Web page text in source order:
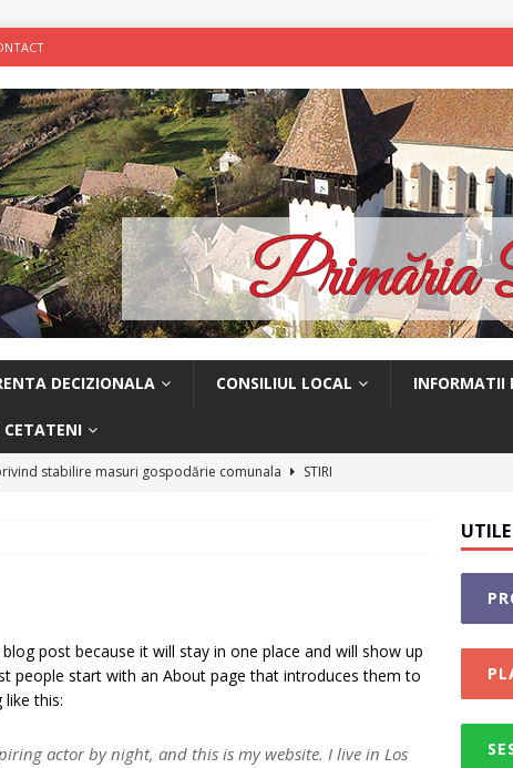
DECIZIONALA CONSILIUL LOCAL INFORMATII
CETATENI
stabilire masuri gospodărie comunala
STIRI
STIRI
post because it will stay in one place and will show up
people start with an About page that introduces them to
this:
actor by night, and this is my website. I live in Los
UTILE